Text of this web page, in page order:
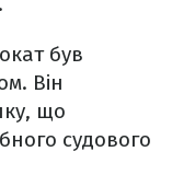
був
Він
що
судового